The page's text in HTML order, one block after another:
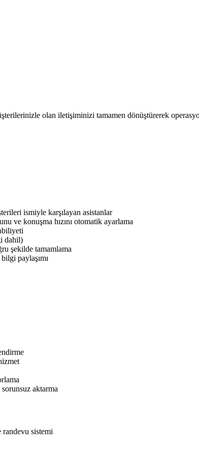
olan iletişiminizi tamamen dönüştürerek
ismiyle karşılayan asistanlar
ve konuşma hızını otomatik ayarlama
dahil)
şekilde tamamlama
paylaşımı
aktarma
randevu sistemi